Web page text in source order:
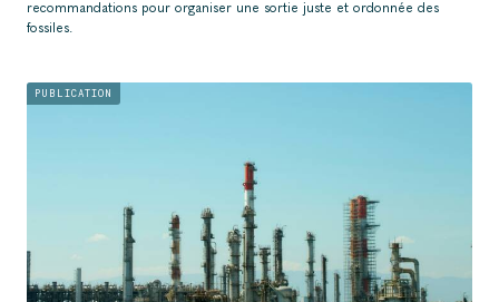
recommandations pour organiser une sortie juste et ordonnée des
fossiles.
PUBLICATION